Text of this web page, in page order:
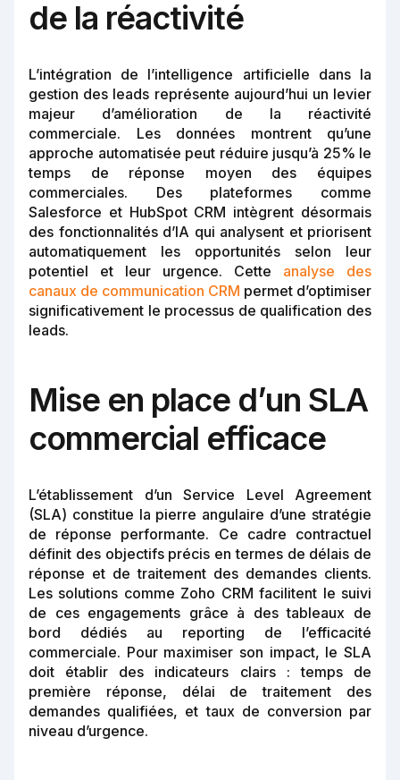
de la réactivité
L’intégration de l’intelligence artificielle dans la
gestion des leads représente aujourd’hui un levier
majeur d’amélioration de la réactivité
commerciale. Les données montrent qu’une
approche automatisée peut réduire jusqu’à 25% le
temps de réponse moyen des équipes
commerciales. Des plateformes comme
Salesforce et HubSpot CRM intègrent désormais
des fonctionnalités d’IA qui analysent et priorisent
automatiquement les opportunités selon leur
potentiel et leur urgence. Cette analyse des
canaux de communication CRM permet d’optimiser
significativement le processus de qualification des
leads.
Mise en place d’un SLA
commercial efficace
L’établissement d’un Service Level Agreement
(SLA) constitue la pierre angulaire d’une stratégie
de réponse performante. Ce cadre contractuel
définit des objectifs précis en termes de délais de
réponse et de traitement des demandes clients.
Les solutions comme Zoho CRM facilitent le suivi
de ces engagements grâce à des tableaux de
bord dédiés au reporting de l’efficacité
commerciale. Pour maximiser son impact, le SLA
doit établir des indicateurs clairs : temps de
première réponse, délai de traitement des
demandes qualifiées, et taux de conversion par
niveau d’urgence.